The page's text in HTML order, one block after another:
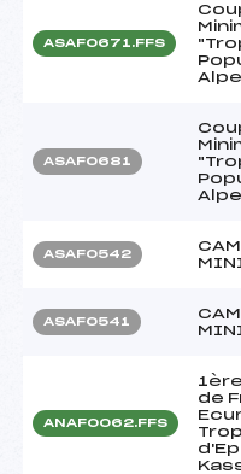
ASAF0671.FFS
ASAF0681
ASAF0542
ASAF0541
ANAF0062.FFS
de